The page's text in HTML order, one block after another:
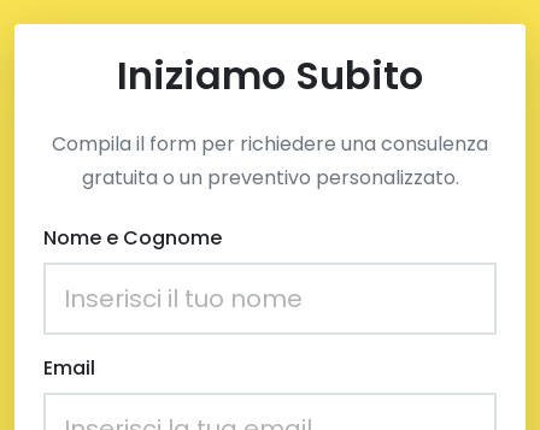
Iniziamo Subito
Compila il form per richiedere una consulenza
gratuita o un preventivo personalizzato.
Nome e Cognome
Email